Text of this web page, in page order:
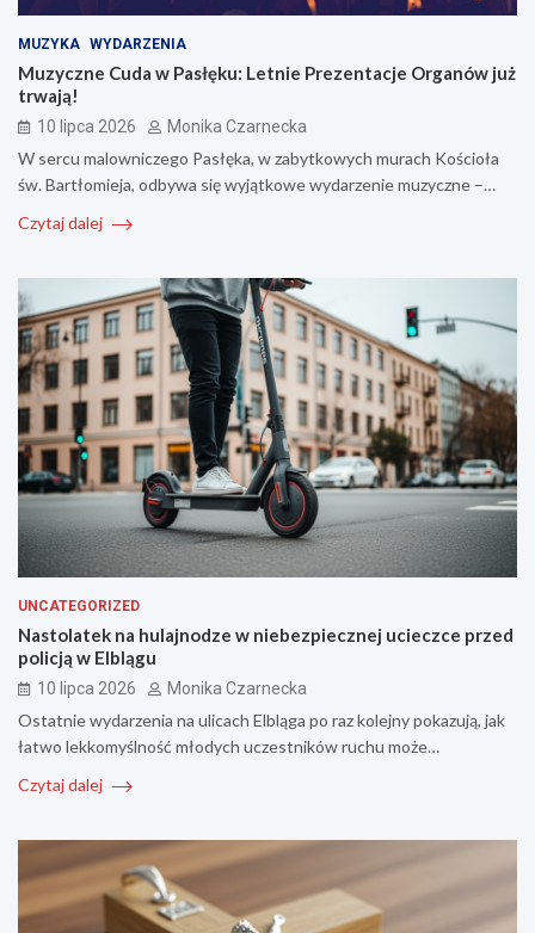
MUZYKA WYDARZENIA
Muzyczne Cuda w Pasłęku: Letnie Prezentacje Organów już
trwają!
10 lipca 2026 Monika Czarnecka
W sercu malowniczego Pasłęka, w zabytkowych murach Kościoła
św. Bartłomieja, odbywa się wyjątkowe wydarzenie muzyczne –…
Czytaj dalej
UNCATEGORIZED
Nastolatek na hulajnodze w niebezpiecznej ucieczce przed
policją w Elblągu
10 lipca 2026 Monika Czarnecka
Ostatnie wydarzenia na ulicach Elbląga po raz kolejny pokazują, jak
łatwo lekkomyślność młodych uczestników ruchu może…
Czytaj dalej